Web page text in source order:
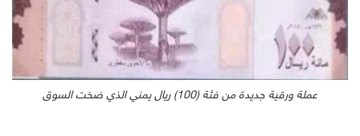
عملة ورقية جديدة من فئة (100) ريال يمني الذي ضخت السوق